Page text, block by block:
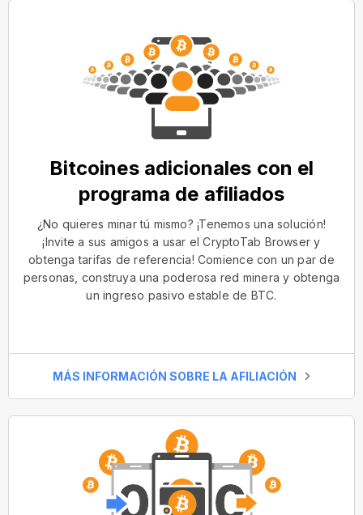
Bitcoines adicionales con el
programa de afiliados
¿No quieres minar tú mismo? ¡Tenemos una solución!
¡Invite a sus amigos a usar el CryptoTab Browser y
obtenga tarifas de referencia! Comience con un par de
personas, construya una poderosa red minera y obtenga
un ingreso pasivo estable de BTC.
MÁS INFORMACIÓN SOBRE LA AFILIACIÓN